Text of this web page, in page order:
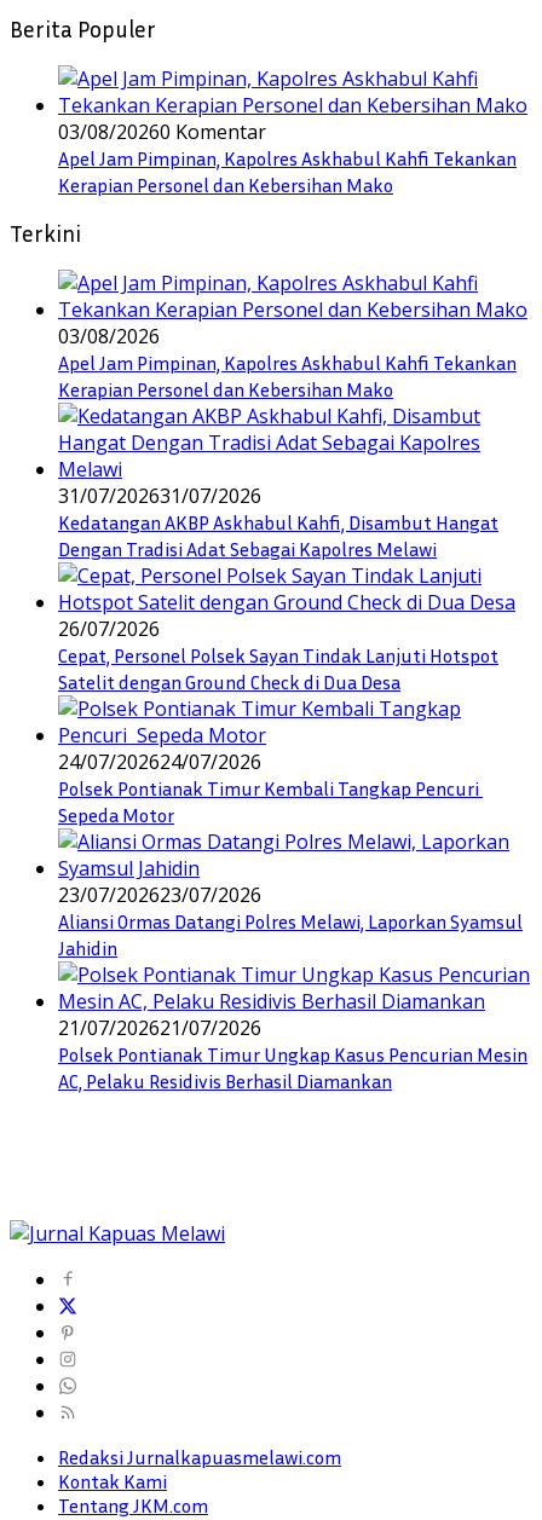
Berita Populer
03/08/20260 Komentar
Apel Jam Pimpinan, Kapolres Askhabul Kahfi Tekankan
Kerapian Personel dan Kebersihan Mako
Terkini
03/08/2026
Apel Jam Pimpinan, Kapolres Askhabul Kahfi Tekankan
Kerapian Personel dan Kebersihan Mako
31/07/202631/07/2026
Kedatangan AKBP Askhabul Kahfi, Disambut Hangat
Dengan Tradisi Adat Sebagai Kapolres Melawi
26/07/2026
Cepat, Personel Polsek Sayan Tindak Lanjuti Hotspot
Satelit dengan Ground Check di Dua Desa
24/07/202624/07/2026
Polsek Pontianak Timur Kembali Tangkap Pencuri
Sepeda Motor
23/07/202623/07/2026
Aliansi Ormas Datangi Polres Melawi, Laporkan Syamsul
Jahidin
21/07/202621/07/2026
Polsek Pontianak Timur Ungkap Kasus Pencurian Mesin
AC, Pelaku Residivis Berhasil Diamankan
Redaksi Jurnalkapuasmelawi.com
Kontak Kami
Tentang JKM.com